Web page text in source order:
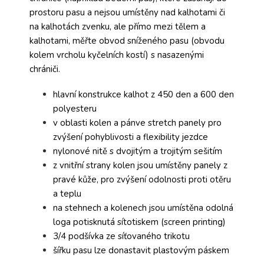
prostoru pasu a nejsou umístěny nad kalhotami či
na kalhotách zvenku, ale přímo mezi tělem a
kalhotami, měřte obvod sníženého pasu (obvodu
kolem vrcholu kyčelních kostí) s nasazenými
chrániči.
hlavní konstrukce kalhot z 450 den a 600 den
polyesteru
v oblasti kolen a pánve stretch panely pro
zvýšení pohyblivosti a flexibility jezdce
nylonové nitě s dvojitým a trojitým sešitím
z vnitřní strany kolen jsou umístěny panely z
pravé kůže, pro zvýšení odolnosti proti otěru
a teplu
na stehnech a kolenech jsou umístěna odolná
loga potisknutá sítotiskem (screen printing)
3/4 podšívka ze síťovaného trikotu
šířku pasu lze donastavit plastovým páskem